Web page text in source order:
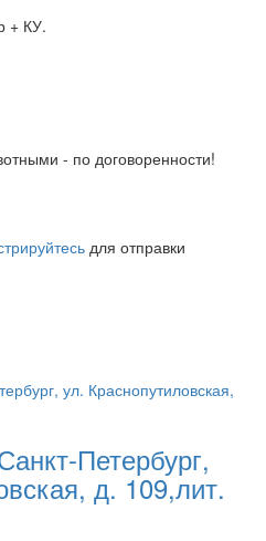
+ КУ.
- по договоренности!
для отправки
Петербург,
д. 109,лит.